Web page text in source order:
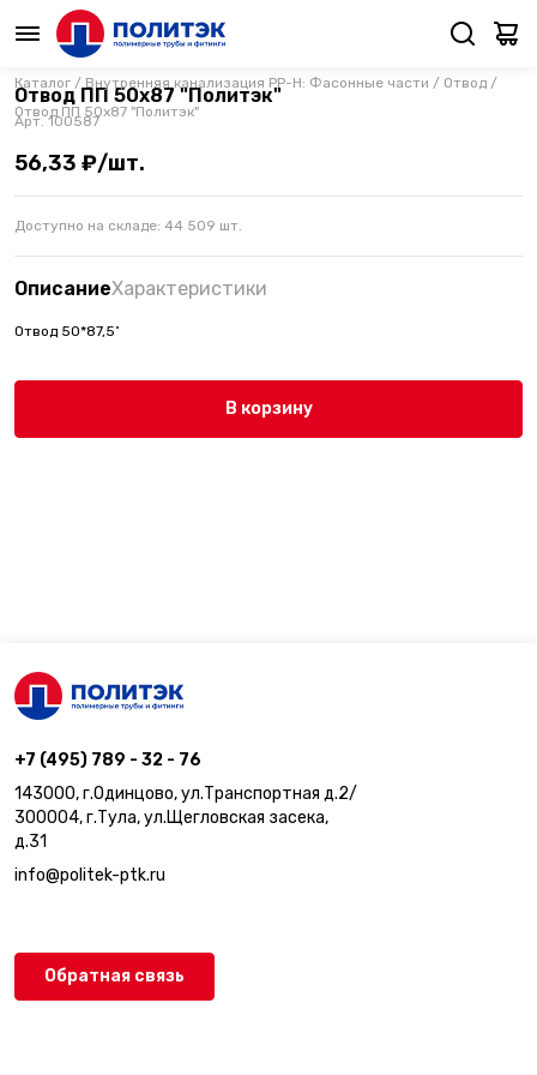
Каталог / Внутренняя канализация PP-H: Фасонные части / Отвод /
Отвод ПП 50х87 "Политэк"
Отвод ПП 50х87 "Политэк"
Арт.100587
56,33 ₽/шт.
Доступно на складе: 44 509 шт.
ОписаниеХарактеристики
Отвод 50*87,5˚
В корзину
+7 (495) 789 - 32 - 76
143000, г.Одинцово, ул.Транспортная д.2/
300004, г.Тула, ул.Щегловская засека,
д.31
info@politek-ptk.ru
Обратная связь